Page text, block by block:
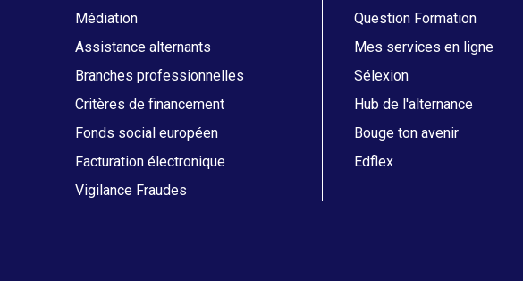
Médiation
Assistance alternants
Branches professionnelles
Critères de financement
Fonds social européen
Facturation électronique
Vigilance Fraudes
Question Formation
Mes services en ligne
Sélexion
Hub de l'alternance
Bouge ton avenir
Edflex